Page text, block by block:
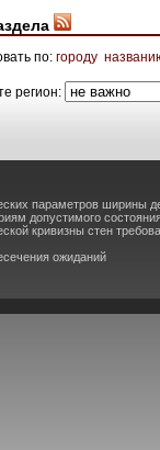
по: городу
регион:
параметров ширины
допустимого
кривизны стен
ожиданий